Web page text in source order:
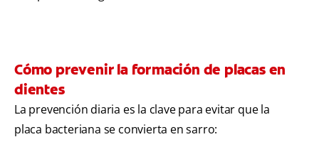
Cómo prevenir la formación de placas en
dientes
La prevención diaria es la clave para evitar que la
placa bacteriana se convierta en sarro: